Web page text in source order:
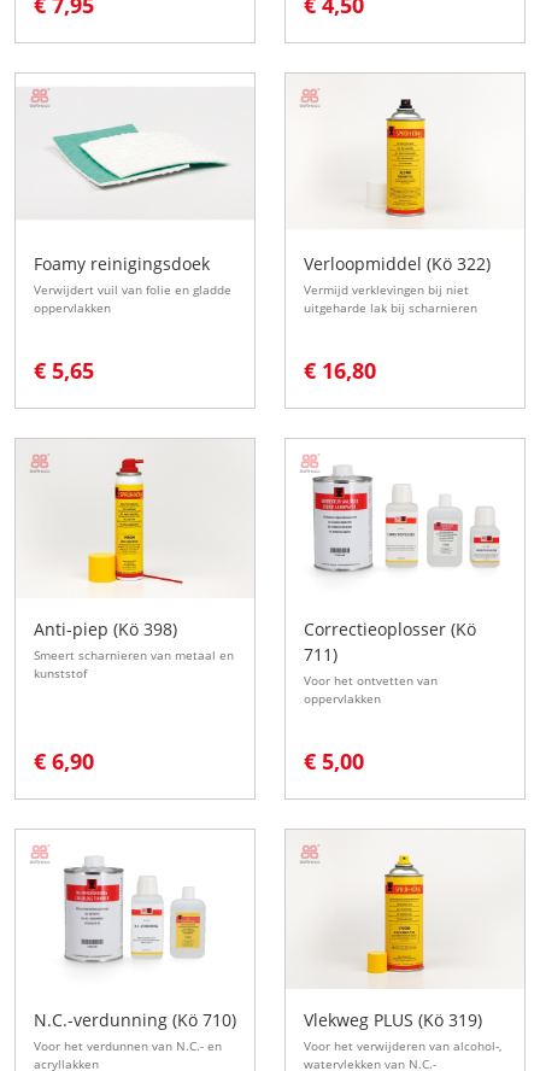
Foamy reinigingsdoek
Verwijdert vuil van folie en gladde
oppervlakken
€ 5,65
Verloopmiddel (Kö 322)
Vermijd verklevingen bij niet
uitgeharde lak bij scharnieren
€ 16,80
Anti-piep (Kö 398)
Smeert scharnieren van metaal en
kunststof
€ 6,90
Correctieoplosser (Kö
711)
Voor het ontvetten van
oppervlakken
€ 5,00
N.C.-verdunning (Kö 710)
Voor het verdunnen van N.C.- en
acryllakken
Vlekweg PLUS (Kö 319)
Voor het verwijderen van alcohol-,
watervlekken van N.C.-